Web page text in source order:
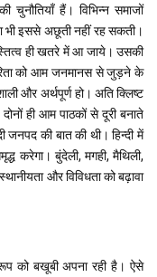
चुनौतियाँ हैं। विभिन्न समाजों
भी इससे अछूती नहीं रह सकती।
ही खतरे में आ जाये। उसकी
को आम जनमानस से जुड़ने के
और अर्थपूर्ण हो। अति क्लिष्ट
ही आम पाठकों से दूरी बनाते
जनपद की बात की थी। हिन्दी में
करेगा। बुंदेली, मगही, मैथिली,
और विविधता को बढ़ावा
को बखूबी अपना रही है। ऐसे